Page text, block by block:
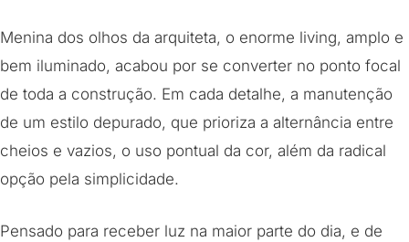
Menina dos olhos da arquiteta, o enorme living, amplo e
bem iluminado, acabou por se converter no ponto focal
de toda a construção. Em cada detalhe, a manutenção
de um estilo depurado, que prioriza a alternância entre
cheios e vazios, o uso pontual da cor, além da radical
opção pela simplicidade.
Pensado para receber luz na maior parte do dia, e de